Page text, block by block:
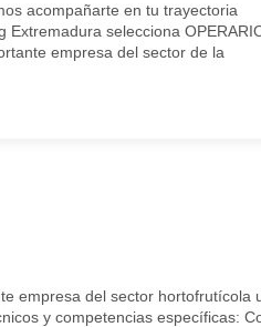
acompañarte en tu trayectoria
selecciona
empresa del sector de la
empresa del sector hortofrutícola
y competencias específicas: